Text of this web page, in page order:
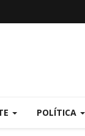
POLÍTICA